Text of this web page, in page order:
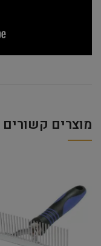
מוצרים קשורים